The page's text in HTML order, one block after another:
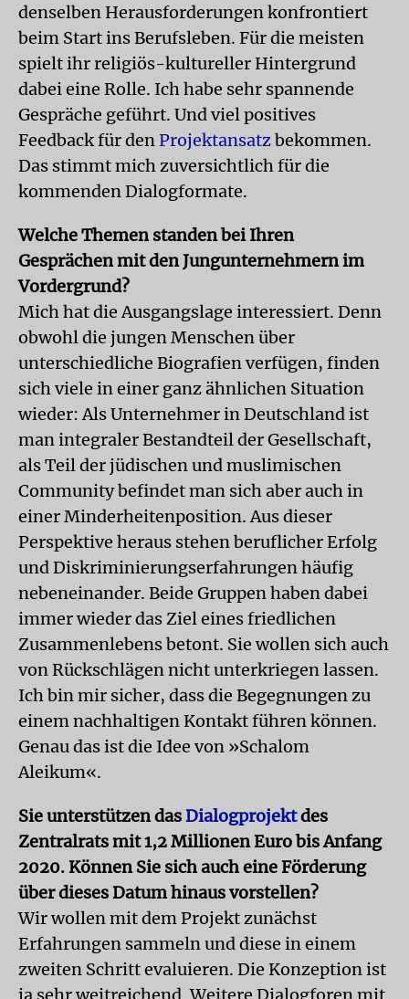
denselben Herausforderungen konfrontiert
beim Start ins Berufsleben. Für die meisten
spielt ihr religiös-kultureller Hintergrund
dabei eine Rolle. Ich habe sehr spannende
Gespräche geführt. Und viel positives
Feedback für den Projektansatzbekommen.
Das stimmt mich zuversichtlich für die
kommenden Dialogformate.
Welche Themen standen bei Ihren
Gesprächen mit den Jungunternehmern im
Vordergrund?
Mich hat die Ausgangslage interessiert. Denn
obwohl die jungen Menschen über
unterschiedliche Biografien verfügen, finden
sich viele in einer ganz ähnlichen Situation
wieder: Als Unternehmer in Deutschland ist
man integraler Bestandteil der Gesellschaft,
als Teil der jüdischen und muslimischen
Community befindet man sich aber auch in
einer Minderheitenposition. Aus dieser
Perspektive heraus stehen beruflicher Erfolg
und Diskriminierungserfahrungen häufig
nebeneinander. Beide Gruppen haben dabei
immer wieder das Ziel eines friedlichen
Zusammenlebens betont. Sie wollen sich auch
von Rückschlägen nicht unterkriegen lassen.
Ich bin mir sicher, dass die Begegnungen zu
einem nachhaltigen Kontakt führen können.
Genau das ist die Idee von »Schalom
Aleikum«.
Sie unterstützen dasDialogprojektdes
Zentralrats mit 1,2 Millionen Euro bis Anfang
2020. Können Sie sich auch eine Förderung
über dieses Datum hinaus vorstellen?
Wir wollen mit dem Projekt zunächst
Erfahrungen sammeln und diese in einem
zweiten Schritt evaluieren. Die Konzeption ist
ja sehr weitreichend. Weitere Dialogforen mit